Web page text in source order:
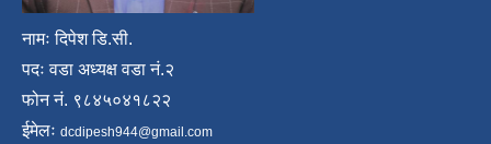
नामः दिपेश डि.सी.
पदः वडा अध्यक्ष वडा नं.२
फोन नं. ९८४५०४१८२२
ईमेलः dcdipesh944@gmail.com